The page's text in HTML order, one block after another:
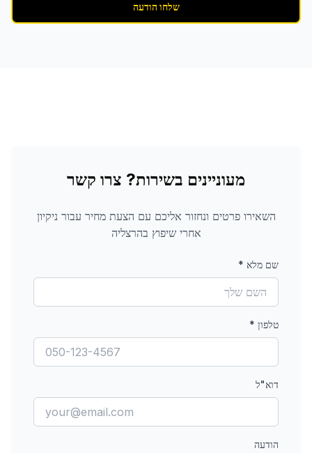
שלחו הודעה
מעוניינים בשירות? צרו קשר
השאירו פרטים ונחזור אליכם עם הצעת מחיר עבור ניקיון
אחרי שיפוץ בהרצליה
שם מלא *
טלפון *
דוא"ל
הודעה